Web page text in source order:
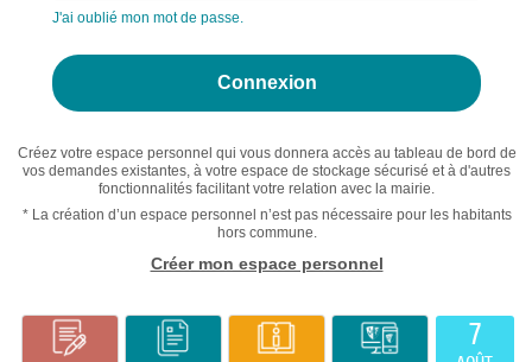
J'ai oublié mon mot de passe.
Créez votre espace personnel qui vous donnera accès au tableau de bord de
vos demandes existantes, à votre espace de stockage sécurisé et à d'autres
fonctionnalités facilitant votre relation avec la mairie.
* La création d’un espace personnel n’est pas nécessaire pour les habitants
hors commune.
Créer mon espace personnel
7